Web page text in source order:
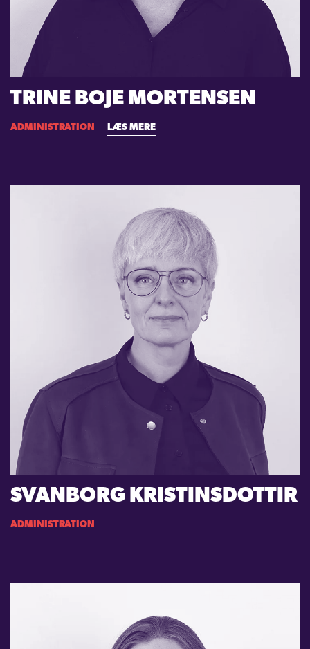
TRINE BOJE MORTENSEN
ADMINISTRATION LÆS MERE
SVANBORG KRISTINSDOTTIR
ADMINISTRATION